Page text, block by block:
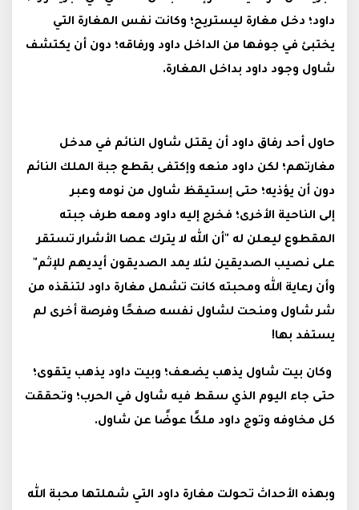
داود؛ دخل مغارة ليستريح؛ وكانت نفس المغارة التي
يختبئ في جوفها من الداخل داود ورفاقه؛ دون أن يكتشف
شاول وجود داود بداخل المغارة.
حاول أحد رفاق داود أن يقتل شاول النائم في مدخل
مغارتهم؛ لكن داود منعه وإكتفى بقطع جبة الملك النائم
دون أن يؤذيه؛ حتى إستيقظ شاول من نومه وعبر
إلى الناحية الأخرى؛ فخرج إليه داود ومعه طرف جبته
المقطوع ليعلن له "أن الله لا يترك عصا الأشرار تستقر
على نصيب الصديقين لئلا يمد الصديقون أيديهم للإثم"
وأن رعاية الله ومحبته كانت تشمل مغارة داود لتنقذه من
شر شاول ومنحت لشاول نفسه صفحًا وفرصة أخرى لم
يستفد بها!
وكان بيت شاول يذهب يضعف؛ وبيت داود يذهب يتقوى؛
حتى جاء اليوم الذي سقط فيه شاول في الحرب؛ وتحققت
كل مخاوفه وتوج داود ملكًا عوضًا عن شاول.
وبهذه الأحداث تحولت مغارة داود التي شملتها محبة الله